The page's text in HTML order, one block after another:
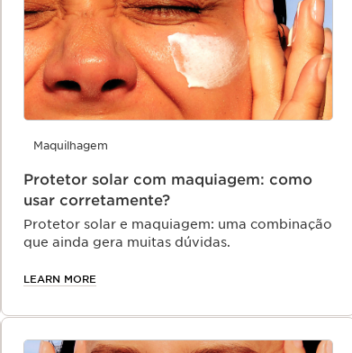
Maquilhagem
Protetor solar com maquiagem: como
usar corretamente?
Protetor solar e maquiagem: uma combinação
que ainda gera muitas dúvidas.
LEARN MORE